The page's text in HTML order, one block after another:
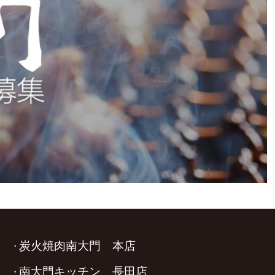
炭火焼肉南大門 本店
南大門キッチン 長田店